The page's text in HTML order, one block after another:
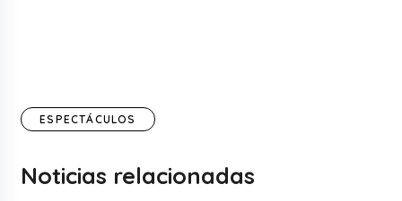
ESPECTÁCULOS
Noticias relacionadas